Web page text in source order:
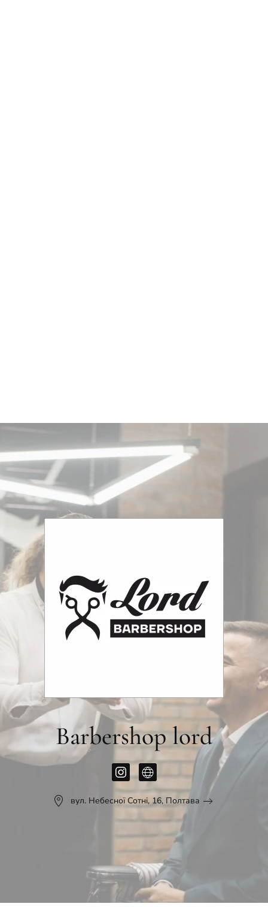
Barbershop lord
вул. Небесної Сотні, 16, Полтава